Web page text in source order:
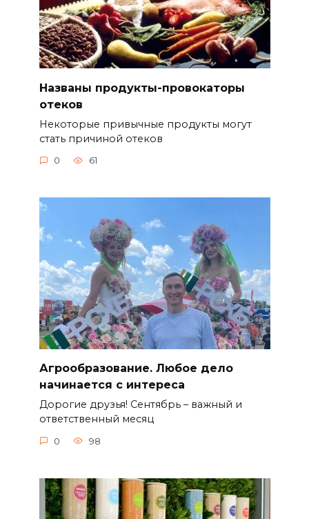
Названы продукты-провокаторы
отеков
Некоторые привычные продукты могут
стать причиной отеков
0 61
Агрообразование. Любое дело
начинается с интереса
Дорогие друзья! Сентябрь – важный и
ответственный месяц
0 98